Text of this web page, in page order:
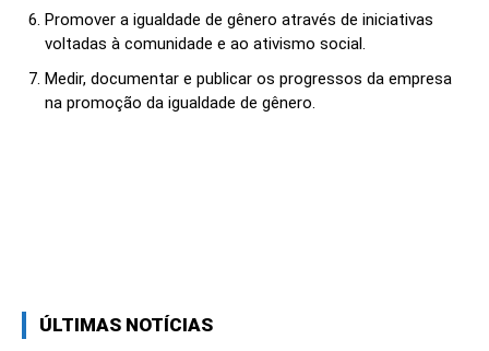
Promover a igualdade de gênero através de iniciativas
voltadas à comunidade e ao ativismo social.
Medir, documentar e publicar os progressos da empresa
na promoção da igualdade de gênero.
ÚLTIMAS NOTÍCIAS